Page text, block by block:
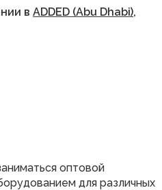
в ADDED (Abu Dhabi),
оптовой
для различных